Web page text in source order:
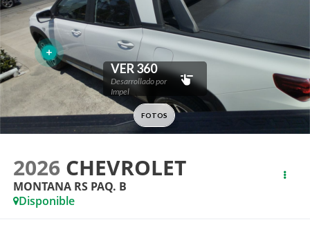
2026 CHEVROLET
MONTANA RS PAQ. B
Disponible